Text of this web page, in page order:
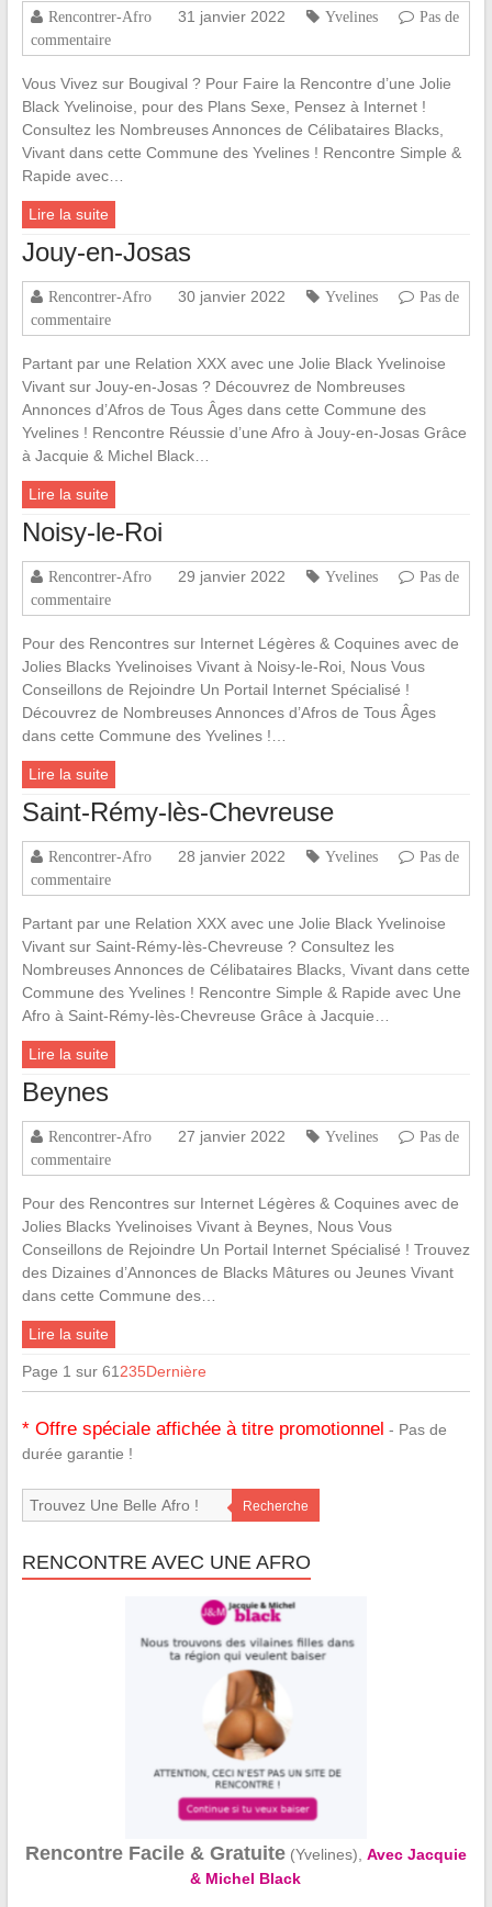
Rencontrer-Afro 31 janvier 2022 Yvelines
Pas de
commentaire
Vous Vivez sur Bougival ? Pour Faire la Rencontre d’une Jolie
Black Yvelinoise, pour des Plans Sexe, Pensez à Internet !
Consultez les Nombreuses Annonces de Célibataires Blacks,
Vivant dans cette Commune des Yvelines ! Rencontre Simple &
Rapide avec…
Lire la suite
Jouy-en-Josas
Rencontrer-Afro 30 janvier 2022 Yvelines
Pas de
commentaire
Partant par une Relation XXX avec une Jolie Black Yvelinoise
Vivant sur Jouy-en-Josas ? Découvrez de Nombreuses
Annonces d’Afros de Tous Âges dans cette Commune des
Yvelines ! Rencontre Réussie d’une Afro à Jouy-en-Josas Grâce
à Jacquie & Michel Black…
Lire la suite
Noisy-le-Roi
Rencontrer-Afro 29 janvier 2022 Yvelines
Pas de
commentaire
Pour des Rencontres sur Internet Légères & Coquines avec de
Jolies Blacks Yvelinoises Vivant à Noisy-le-Roi, Nous Vous
Conseillons de Rejoindre Un Portail Internet Spécialisé !
Découvrez de Nombreuses Annonces d’Afros de Tous Âges
dans cette Commune des Yvelines !…
Lire la suite
Saint-Rémy-lès-Chevreuse
Rencontrer-Afro 28 janvier 2022 Yvelines
Pas de
commentaire
Partant par une Relation XXX avec une Jolie Black Yvelinoise
Vivant sur Saint-Rémy-lès-Chevreuse ? Consultez les
Nombreuses Annonces de Célibataires Blacks, Vivant dans cette
Commune des Yvelines ! Rencontre Simple & Rapide avec Une
Afro à Saint-Rémy-lès-Chevreuse Grâce à Jacquie…
Lire la suite
Beynes
Rencontrer-Afro 27 janvier 2022 Yvelines
Pas de
commentaire
Pour des Rencontres sur Internet Légères & Coquines avec de
Jolies Blacks Yvelinoises Vivant à Beynes, Nous Vous
Conseillons de Rejoindre Un Portail Internet Spécialisé ! Trouvez
des Dizaines d’Annonces de Blacks Mâtures ou Jeunes Vivant
dans cette Commune des…
Lire la suite
Page 1 sur 61 235Dernière
* Offre spéciale affichée à titre promotionnel - Pas de
durée garantie !
Recherche
RENCONTRE AVEC UNE AFRO
Rencontre Facile & Gratuite(Yvelines), Avec Jacquie
& Michel Black